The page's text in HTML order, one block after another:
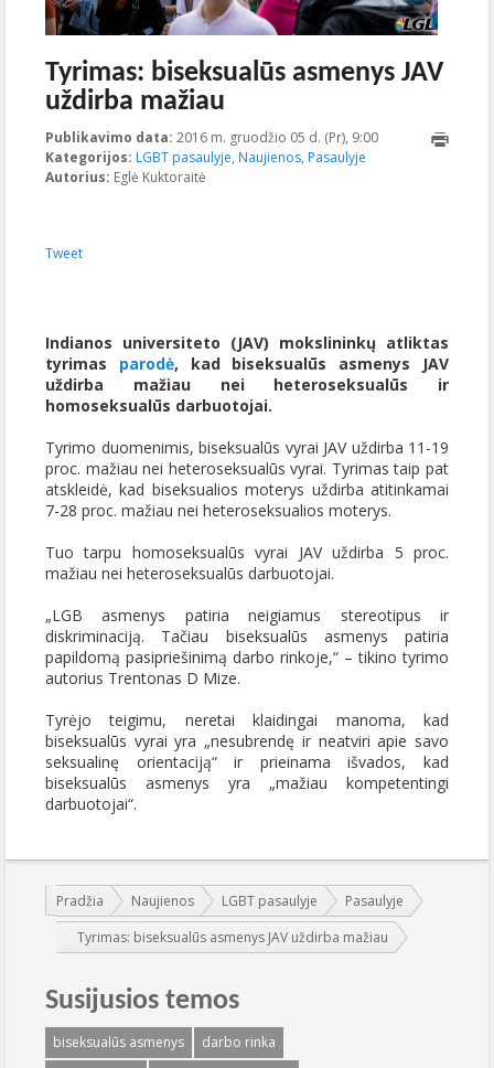
Tyrimas: biseksualūs asmenys JAV
uždirba mažiau
Publikavimo data: 2016 m. gruodžio 05 d. (Pr), 9:00 2023-10-
Kategorijos: LGBT pasaulyje, Naujienos, Pasaulyje
Autorius: Eglė Kuktoraitė
Tweet
Indianos universiteto (JAV) mokslininkų atliktas
tyrimas parodė, kad biseksualūs asmenys JAV
uždirba mažiau nei heteroseksualūs ir
homoseksualūs darbuotojai.
Tyrimo duomenimis, biseksualūs vyrai JAV uždirba 11-19
proc. mažiau nei heteroseksualūs vyrai. Tyrimas taip pat
atskleidė, kad biseksualios moterys uždirba atitinkamai
7-28 proc. mažiau nei heteroseksualios moterys.
Tuo tarpu homoseksualūs vyrai JAV uždirba 5 proc.
mažiau nei heteroseksualūs darbuotojai.
„LGB asmenys patiria neigiamus stereotipus ir
diskriminaciją. Tačiau biseksualūs asmenys patiria
papildomą pasipriešinimą darbo rinkoje,“ – tikino tyrimo
autorius Trentonas D Mize.
Tyrėjo teigimu, neretai klaidingai manoma, kad
biseksualūs vyrai yra „nesubrendę ir neatviri apie savo
seksualinę orientaciją“ ir prieinama išvados, kad
biseksualūs asmenys yra „mažiau kompetentingi
darbuotojai“.
Jūs esate čia:
Pradžia Naujienos LGBT pasaulyje
Pasaulyje
Tyrimas: biseksualūs asmenys JAV uždirba mažiau
Susijusios temos
biseksualūs asmenys
darbo rinka